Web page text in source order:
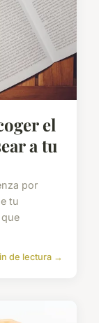
el
a tu
por
tu
de lectura →